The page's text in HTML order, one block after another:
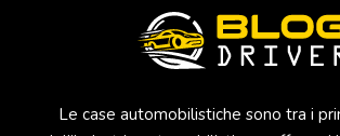
Le case automobilistiche sono tra i